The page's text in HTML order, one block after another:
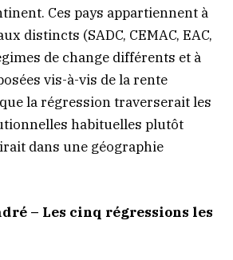
Ces pays appartiennent à
distincts (SADC, CEMAC, EAC,
de change différents et à
vis-à-vis de la rente
la régression traverserait les
habituelles plutôt
dans une géographie
– Les cinq régressions les